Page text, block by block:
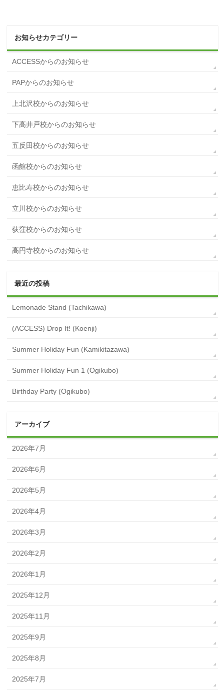
お知らせカテゴリー
ACCESSからのお知らせ
PAPからのお知らせ
上北沢校からのお知らせ
下高井戸校からのお知らせ
五反田校からのお知らせ
函館校からのお知らせ
恵比寿校からのお知らせ
立川校からのお知らせ
荻窪校からのお知らせ
高円寺校からのお知らせ
最近の投稿
Lemonade Stand (Tachikawa)
(ACCESS) Drop It! (Koenji)
Summer Holiday Fun (Kamikitazawa)
Summer Holiday Fun 1 (Ogikubo)
Birthday Party (Ogikubo)
アーカイブ
2026年7月
2026年6月
2026年5月
2026年4月
2026年3月
2026年2月
2026年1月
2025年12月
2025年11月
2025年9月
2025年8月
2025年7月